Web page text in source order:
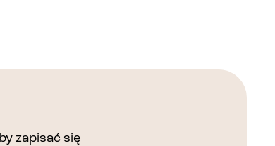
zapisać się